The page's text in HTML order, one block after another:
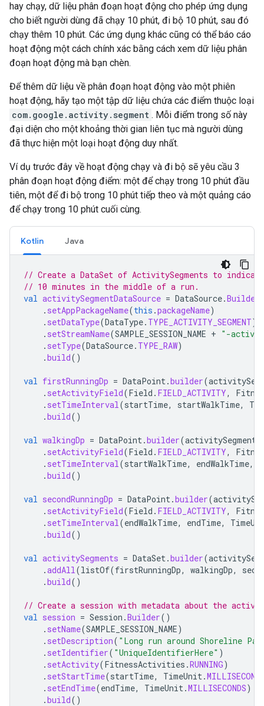
hay chạy, dữ liệu phân đoạn hoạt động cho phép ứng dụng
cho biết người dùng đã chạy 10 phút, đi bộ 10 phút, sau đó
chạy thêm 10 phút. Các ứng dụng khác cũng có thể báo cáo
hoạt động một cách chính xác bằng cách xem dữ liệu phân
đoạn hoạt động mà bạn chèn.
Để thêm dữ liệu về phân đoạn hoạt động vào một phiên
hoạt động, hãy tạo một tập dữ liệu chứa các điểm thuộc loại
com.google.activity.segment . Mỗi điểm trong số này
đại diện cho một khoảng thời gian liên tục mà người dùng
đã thực hiện một loại hoạt động duy nhất.
Ví dụ trước đây về hoạt động chạy và đi bộ sẽ yêu cầu 3
phân đoạn hoạt động điểm: một để chạy trong 10 phút đầu
tiên, một để đi bộ trong 10 phút tiếp theo và một quảng cáo
để chạy trong 10 phút cuối cùng.
Kotlin Java
// Create a DataSet of ActivitySegments to
// 10 minutes in the middle of a run.
val activitySegmentDataSource = DataSource.Builder
. setAppPackageName(this .packageName)
. setDataType(DataType. TYPE_ACTIVITY_SEGMENT)
. setStreamName(SAMPLE_SESSION_NAME + "-
. setType(DataSource. TYPE_RAW)
.build()
val firstRunningDp = DataPoint.builder(
. setActivityField(Field . FIELD_ACTIVITY,
. setTimeInterval(startTime, startWalkTime,
.build()
val walkingDp = DataPoint.builder(
. setActivityField(Field . FIELD_ACTIVITY,
. setTimeInterval(startWalkTime, endWalkTime,
.build()
val secondRunningDp = DataPoint.builder(
. setActivityField(Field . FIELD_ACTIVITY,
. setTimeInterval(endWalkTime, endTime,
.build()
val activitySegments = DataSet.builder(
.addAll(listOf(firstRunningDp, walkingDp,
.build()
// Create a session with metadata about the
val session = Session .Builder()
. setName(SAMPLE_SESSION_NAME)
. setDescription( "Long run around Shoreline
. setIdentifier( "UniqueIdentifierHere" )
. setActivity(FitnessActivities .RUNNING)
. setStartTime(startTime, TimeUnit.
. setEndTime(endTime, TimeUnit.MILLISECONDS)
.build()